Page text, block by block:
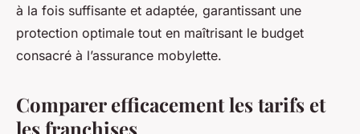
à la fois suffisante et adaptée, garantissant une
protection optimale tout en maîtrisant le budget
consacré à l’assurance mobylette.
Comparer efficacement les tarifs et
les franchises